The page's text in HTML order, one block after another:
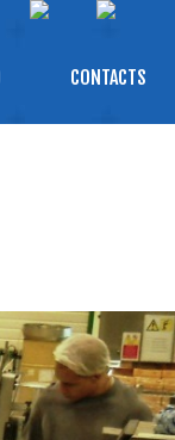
CONTACTS